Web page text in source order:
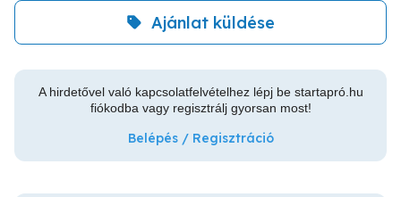
Ajánlat küldése
A hirdetővel való kapcsolatfelvételhez lépj be startapró.hu
fiókodba vagy regisztrálj gyorsan most!
Belépés / Regisztráció